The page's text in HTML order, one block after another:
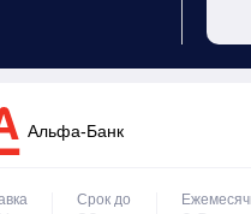
Альфа-Банк
Срок до